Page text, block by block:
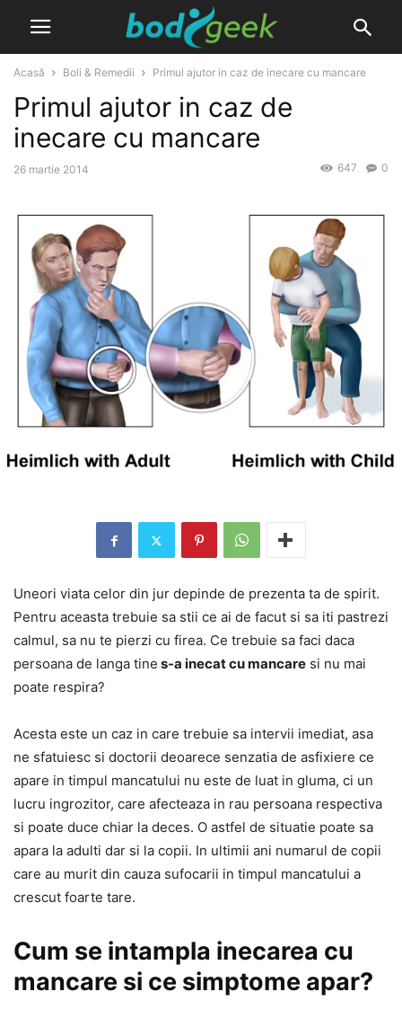
Acasă Boli & Remedii Primul ajutor in caz de inecare cu mancare
Primul ajutor in caz de
inecare cu mancare
26 martie 2014 0
647
Uneori viata celor din jur depinde de prezenta ta de spirit.
Pentru aceasta trebuie sa stii ce ai de facut si sa iti pastrezi
calmul, sa nu te pierzi cu firea. Ce trebuie sa faci daca
persoana de langa tine s-a inecat cu mancare si nu mai
poate respira?
Acesta este un caz in care trebuie sa intervii imediat, asa
ne sfatuiesc si doctorii deoarece senzatia de asfixiere ce
apare in timpul mancatului nu este de luat in gluma, ci un
lucru ingrozitor, care afecteaza in rau persoana respectiva
si poate duce chiar la deces. O astfel de situatie poate sa
apara la adulti dar si la copii. In ultimii ani numarul de copii
care au murit din cauza sufocarii in timpul mancatului a
crescut foarte tare.
Cum se intampla inecarea cu
mancare si ce simptome apar?